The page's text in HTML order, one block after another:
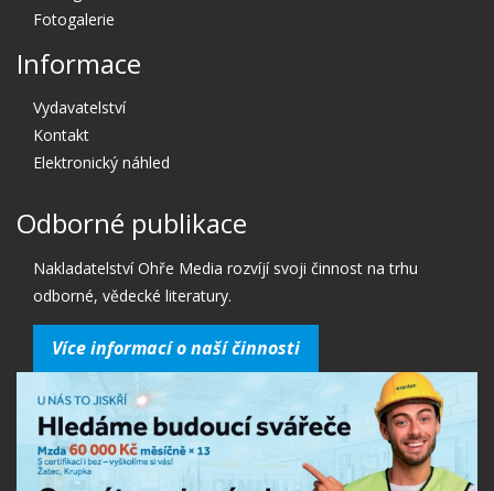
Fotogalerie
Informace
Vydavatelství
Kontakt
Elektronický náhled
Odborné publikace
Nakladatelství Ohře Media rozvíjí svoji činnost na trhu
odborné, vědecké literatury.
Více informací o naší činnosti